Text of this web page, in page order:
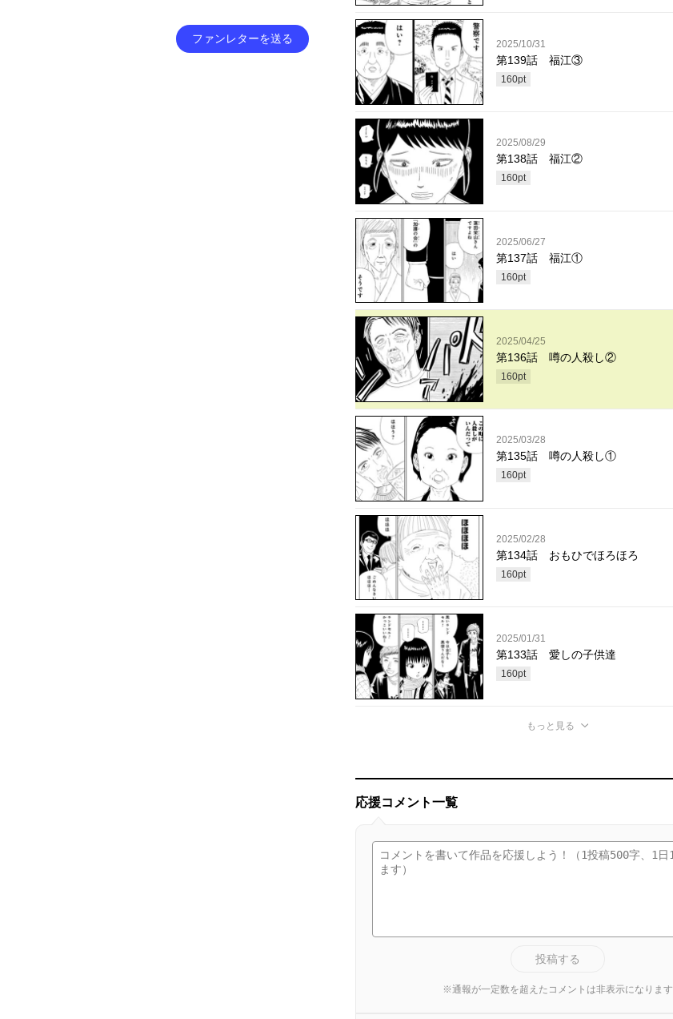
ファンレターを送る 2025/10/31
第139話 福江③
160pt
2025/08/29
第138話 福江②
160pt
2025/06/27
第137話 福江①
160pt
2025/04/25
第136話 噂の人殺し②
160pt
2025/03/28
第135話 噂の人殺し①
160pt
2025/02/28
第134話 おもひでほろほろ
160pt
2025/01/31
第133話 愛しの子供達
160pt
もっと見る
応援コメント一覧
投稿する
※通報が一定数を超えたコメントは非表示になります